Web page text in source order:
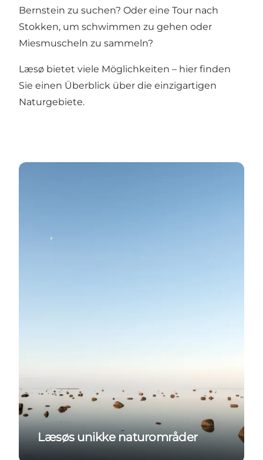
Bernstein zu suchen? Oder eine Tour nach
Stokken, um schwimmen zu gehen oder
Miesmuscheln zu sammeln?
Læsø bietet viele Möglichkeiten – hier finden
Sie einen Überblick über die einzigartigen
Naturgebiete.
Læsøs unikke naturområder
Læsøs unikke naturområder